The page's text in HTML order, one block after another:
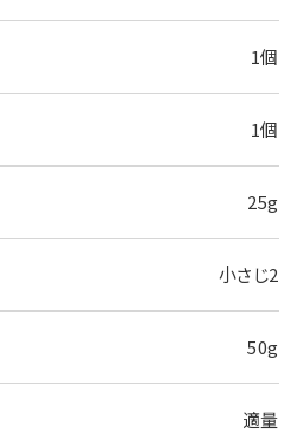
1個
1個
25g
小さじ2
50g
適量